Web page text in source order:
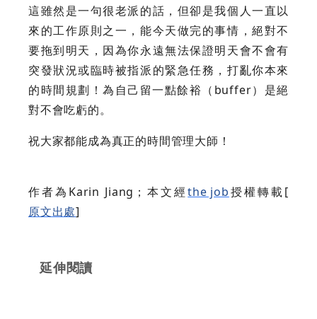
這雖然是一句很老派的話，但卻是我個人一直以
來的工作原則之一，能今天做完的事情，絕對不
要拖到明天，因為你永遠無法保證明天會不會有
突發狀況或臨時被指派的緊急任務，打亂你本來
的時間規劃！為自己留一點餘裕（buffer）是絕
對不會吃虧的。
祝大家都能成為真正的時間管理大師！
作者為Karin Jiang；本文經the job授權轉載[
原文出處]
延伸閱讀